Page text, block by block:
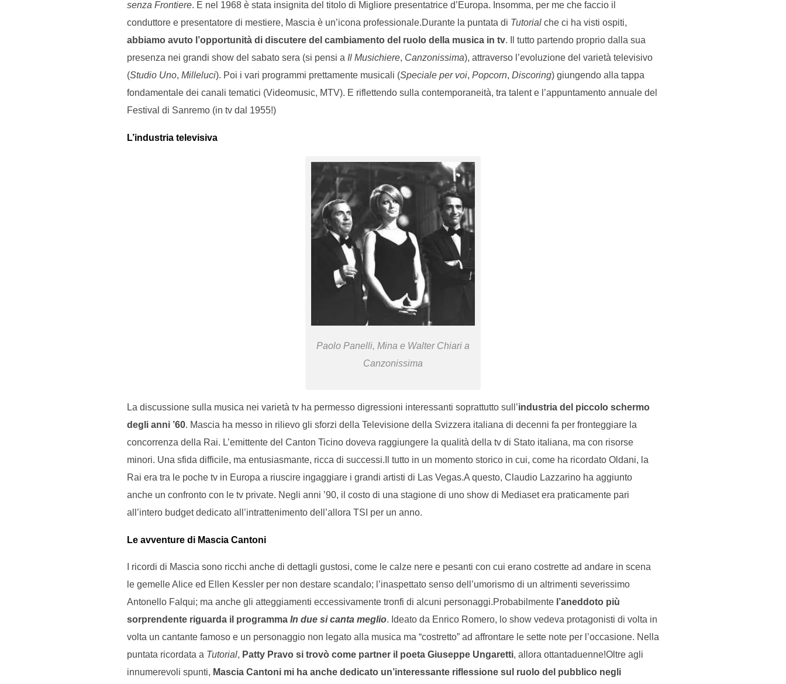
senza Frontiere. E nel 1968 è stata insignita del titolo di Migliore presentatrice d’Europa. Insomma, per me che faccio il
conduttore e presentatore di mestiere, Mascia è un’icona professionale.Durante la puntata di Tutorial che ci ha visti ospiti,
abbiamo avuto l’opportunità di discutere del cambiamento del ruolo della musica in tv. Il tutto partendo proprio dalla sua
presenza nei grandi show del sabato sera (si pensi a Il Musichiere, Canzonissima), attraverso l’evoluzione del varietà televisivo
(Studio Uno, Milleluci). Poi i vari programmi prettamente musicali (Speciale per voi, Popcorn, Discoring) giungendo alla tappa
fondamentale dei canali tematici (Videomusic, MTV). E riflettendo sulla contemporaneità, tra talent e l’appuntamento annuale del
Festival di Sanremo (in tv dal 1955!)
L’industria televisiva
Paolo Panelli, Mina e Walter Chiari a
Canzonissima
La discussione sulla musica nei varietà tv ha permesso digressioni interessanti soprattutto sull’industria del piccolo schermo
degli anni ’60. Mascia ha messo in rilievo gli sforzi della Televisione della Svizzera italiana di decenni fa per fronteggiare la
concorrenza della Rai. L’emittente del Canton Ticino doveva raggiungere la qualità della tv di Stato italiana, ma con risorse
minori. Una sfida difficile, ma entusiasmante, ricca di successi.Il tutto in un momento storico in cui, come ha ricordato Oldani, la
Rai era tra le poche tv in Europa a riuscire ingaggiare i grandi artisti di Las Vegas.A questo, Claudio Lazzarino ha aggiunto
anche un confronto con le tv private. Negli anni ’90, il costo di una stagione di uno show di Mediaset era praticamente pari
all’intero budget dedicato all’intrattenimento dell’allora TSI per un anno.
Le avventure di Mascia Cantoni
I ricordi di Mascia sono ricchi anche di dettagli gustosi, come le calze nere e pesanti con cui erano costrette ad andare in scena
le gemelle Alice ed Ellen Kessler per non destare scandalo; l’inaspettato senso dell’umorismo di un altrimenti severissimo
Antonello Falqui; ma anche gli atteggiamenti eccessivamente tronfi di alcuni personaggi.Probabilmente l’aneddoto più
sorprendente riguarda il programma In due si canta meglio. Ideato da Enrico Romero, lo show vedeva protagonisti di volta in
volta un cantante famoso e un personaggio non legato alla musica ma “costretto” ad affrontare le sette note per l’occasione. Nella
puntata ricordata a Tutorial, Patty Pravo si trovò come partner il poeta Giuseppe Ungaretti, allora ottantaduenne!Oltre agli
innumerevoli spunti, Mascia Cantoni mi ha anche dedicato un’interessante riflessione sul ruolo del pubblico negli